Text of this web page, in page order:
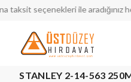
seçenekleri ile aradığınız her
STANLEY 2-14-563